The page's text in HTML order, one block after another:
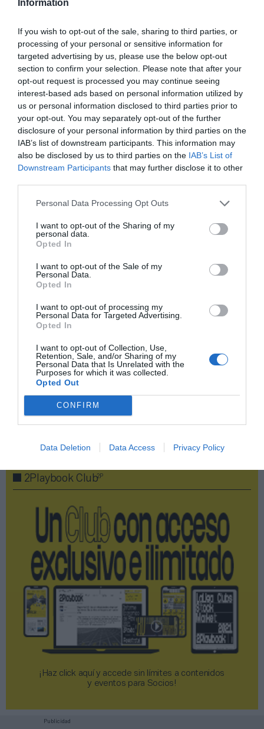
Information
If you wish to opt-out of the sale, sharing to third parties, or
processing of your personal or sensitive information for
targeted advertising by us, please use the below opt-out
section to confirm your selection. Please note that after your
opt-out request is processed you may continue seeing
interest-based ads based on personal information utilized by
us or personal information disclosed to third parties prior to
your opt-out. You may separately opt-out of the further
disclosure of your personal information by third parties on the
IAB’s list of downstream participants. This information may
also be disclosed by us to third parties on the IAB’s List of
Downstream Participants that may further disclose it to other
Personal Data Processing Opt Outs
I want to opt-out of the Sharing of my
personal data.
Opted In
I want to opt-out of the Sale of my
Personal Data.
Opted In
I want to opt-out of processing my
Personal Data for Targeted Advertising.
Opted In
I want to opt-out of Collection, Use,
Retention, Sale, and/or Sharing of my
Personal Data that Is Unrelated with the
Purposes for which it was collected.
Opted Out
CONFIRM
Data Deletion Data Access Privacy Policy
2P
Dazn
de datos monitoriza en tiempo real el negocio de 60
clubes de LaLiga, Liga F y Primera Federación; 200
clubes de ligas europeas; 22 clubes de ACB y Primera
FEB.
La plataforma de datos monitoriza más de 34.000
contratos de patrocinio, de los que 25.000
corresponden al mercado español y más de 8.000 a
propiedades deportivas y competiciones internacionales,
segmentados por competición, tipología de activos,
marcas, categorías de producto y valor económico
aproximado de cada acuerdo. Si quieres más
información, contacta con nosotros
enintelligence@2playbook.com .
Añadir 2Playbook
como fuente preferida de Google
ACTIVAR AHORA
Compartir
2Playbook Club2P
¡Haz click aquí y accede sin límites a contenidos
y eventos para Socios!​​​​​​​
Publicidad